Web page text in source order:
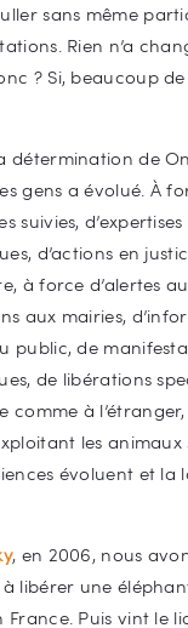
sans même
Rien n’a
? Si, beaucoup
détermination de
gens a évolué. À
suivies, d’expertises
d’actions en
à force d’alertes
aux mairies,
public, de
de libérations
comme à l’étranger,
les animaux
évoluent et la
, en 2006, nous
libérer une
France. Puis vint le